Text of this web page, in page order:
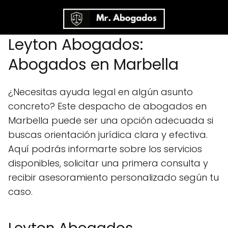
Leyton Abogados:
Abogados en Marbella
¿Necesitas ayuda legal en algún asunto
concreto? Este despacho de abogados en
Marbella puede ser una opción adecuada si
buscas orientación jurídica clara y efectiva.
Aquí podrás informarte sobre los servicios
disponibles, solicitar una primera consulta y
recibir asesoramiento personalizado según tu
caso.